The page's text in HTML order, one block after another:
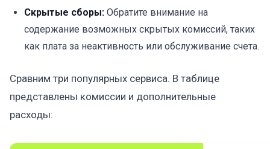
Скрытые сборы: Обратите внимание на
содержание возможных скрытых комиссий, таких
как плата за неактивность или обслуживание счета.
Сравним три популярных сервиса. В таблице
представлены комиссии и дополнительные
расходы: